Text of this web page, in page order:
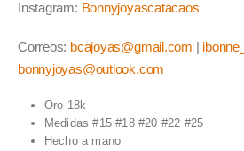
Instagram: Bonnyjoyascatacaos
Correos: bcajoyas@gmail.com
bonnyjoyas@outlook.com
Oro 18k
Medidas #15 #18 #20 #22 #25
Hecho a mano